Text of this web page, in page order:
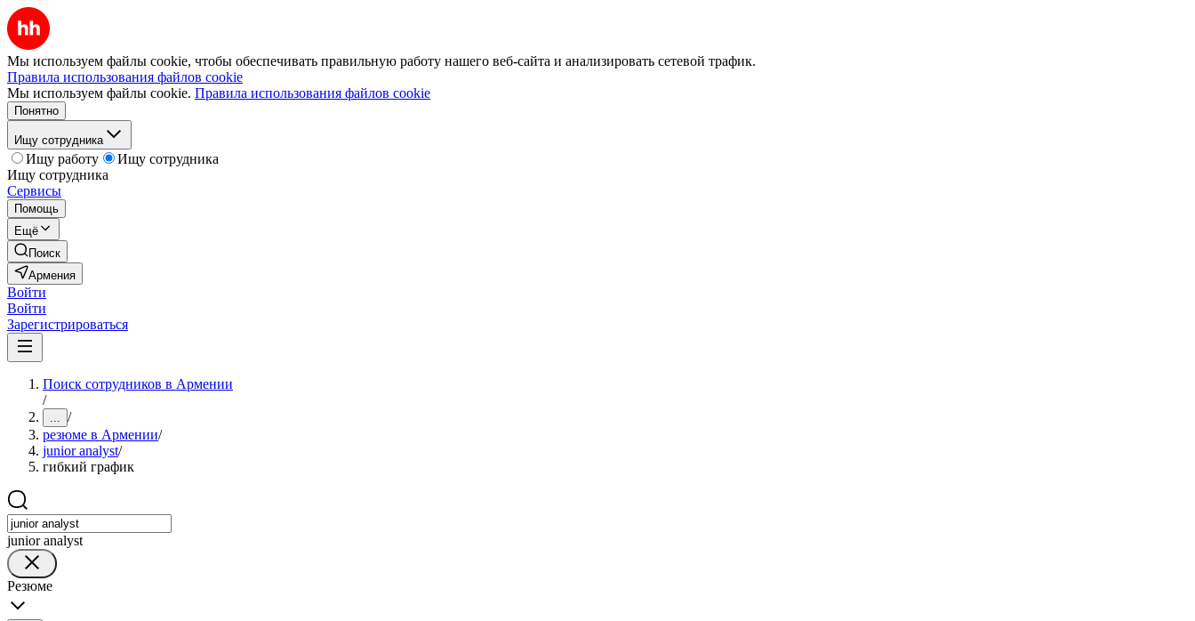
Мы используем файлы cookie, чтобы обеспечивать правильную работу нашего веб-сайта и анализировать сетевой трафик.
Правила использования файлов cookie
Мы используем файлы cookie. Правила использования файлов cookie
Понятно
Ищу сотрудника
Ищу работу
Ищу сотрудника
Ищу сотрудника
Сервисы
Помощь
Ещё
Поиск
Армения
Войти
Войти
Зарегистрироваться
Поиск сотрудников в Армении
/
... /
резюме в Армении/
junior analyst/
гибкий график
junior analyst
Резюме